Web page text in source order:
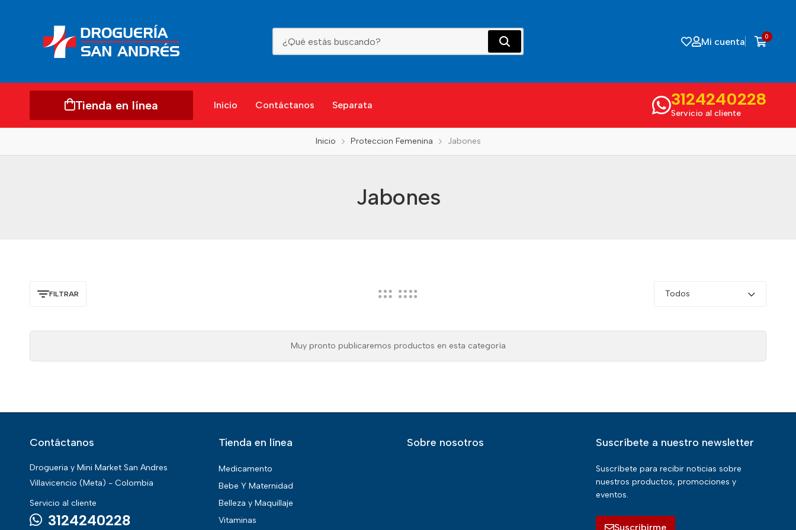
Mi cuenta 0
Tienda en línea Inicio Contáctanos Separata 3124240228
Servicio al cliente
Inicio Proteccion Femenina Jabones
Jabones
FILTRAR Todos
Muy pronto publicaremos productos en esta categoría
Contáctanos
Drogueria y Mini Market San Andres
Villavicencio (Meta) - Colombia
Servicio al cliente
3124240228
Tienda en línea
Medicamento
Bebe Y Maternidad
Belleza y Maquillaje
Vitaminas
Sobre nosotros Suscríbete a nuestro newsletter
Suscríbete para recibir noticias sobre
nuestros productos, promociones y
eventos.
Suscribirme